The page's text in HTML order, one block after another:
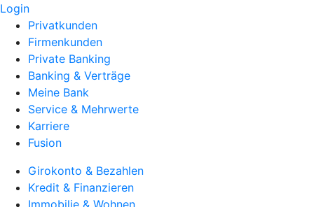
Login
Privatkunden
Firmenkunden
Private Banking
Banking & Verträge
Meine Bank
Service & Mehrwerte
Karriere
Fusion
Girokonto & Bezahlen
Kredit & Finanzieren
Immobilie & Wohnen